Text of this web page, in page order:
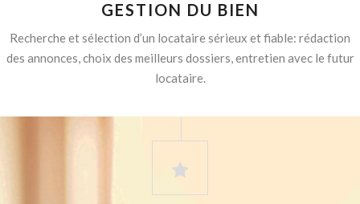
GESTION DU BIEN
Recherche et sélection d’un locataire sérieux et fiable: rédaction
des annonces, choix des meilleurs dossiers, entretien avec le futur
locataire.